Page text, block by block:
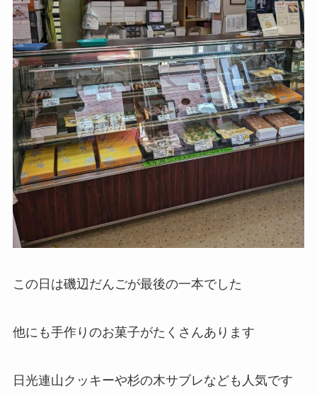
この日は磯辺だんごが最後の一本でした
他にも手作りのお菓子がたくさんあります
日光連山クッキーや杉の木サブレなども人気です